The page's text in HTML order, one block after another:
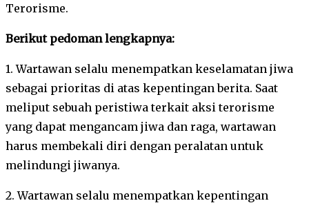
Terorisme.
Berikut pedoman lengkapnya:
1. Wartawan selalu menempatkan keselamatan jiwa
sebagai prioritas di atas kepentingan berita. Saat
meliput sebuah peristiwa terkait aksi terorisme
yang dapat mengancam jiwa dan raga, wartawan
harus membekali diri dengan peralatan untuk
melindungi jiwanya.
2. Wartawan selalu menempatkan kepentingan